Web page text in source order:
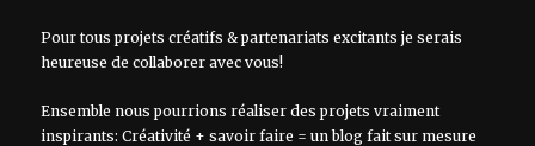
Pour tous projets créatifs & partenariats excitants je serais
heureuse de collaborer avec vous!
Ensemble nous pourrions réaliser des projets vraiment
inspirants: Créativité + savoir faire = un blog fait sur mesure